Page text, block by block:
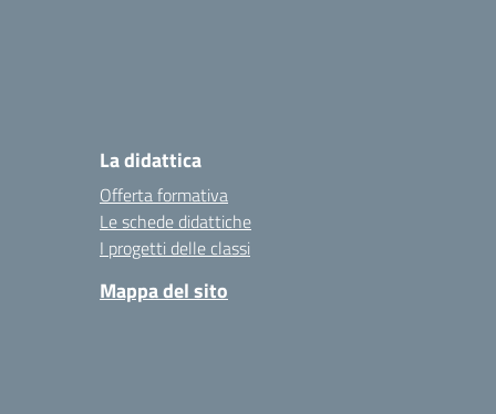
La didattica
Offerta formativa
Le schede didattiche
I progetti delle classi
Mappa del sito